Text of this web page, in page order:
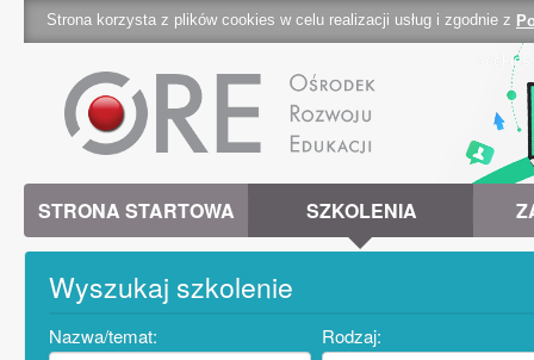
Strona korzysta z plików cookies w celu realizacji usług i zgodnie z
STRONA STARTOWA SZKOLENIA
Wyszukaj szkolenie
Nazwa/temat: Rodzaj: